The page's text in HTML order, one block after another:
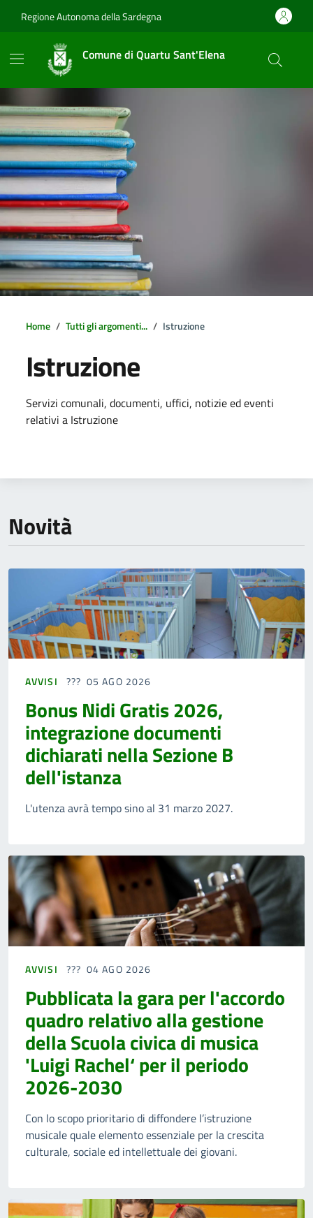
Regione Autonoma della Sardegna
Comune di Quartu Sant'Elena
Home Tutti gli argomenti... Istruzione
Istruzione
Dettagli della notizia
Servizi comunali, documenti, uffici, notizie ed eventi
relativi a Istruzione
Novità
AVVISI 05 AGO 2026
Bonus Nidi Gratis 2026,
integrazione documenti
dichiarati nella Sezione B
dell'istanza
L'utenza avrà tempo sino al 31 marzo 2027.
AVVISI 04 AGO 2026
Pubblicata la gara per l'accordo
quadro relativo alla gestione
della Scuola civica di musica
'Luigi Rachel‘ per il periodo
2026-2030
Con lo scopo prioritario di diffondere l’istruzione
musicale quale elemento essenziale per la crescita
culturale, sociale ed intellettuale dei giovani.